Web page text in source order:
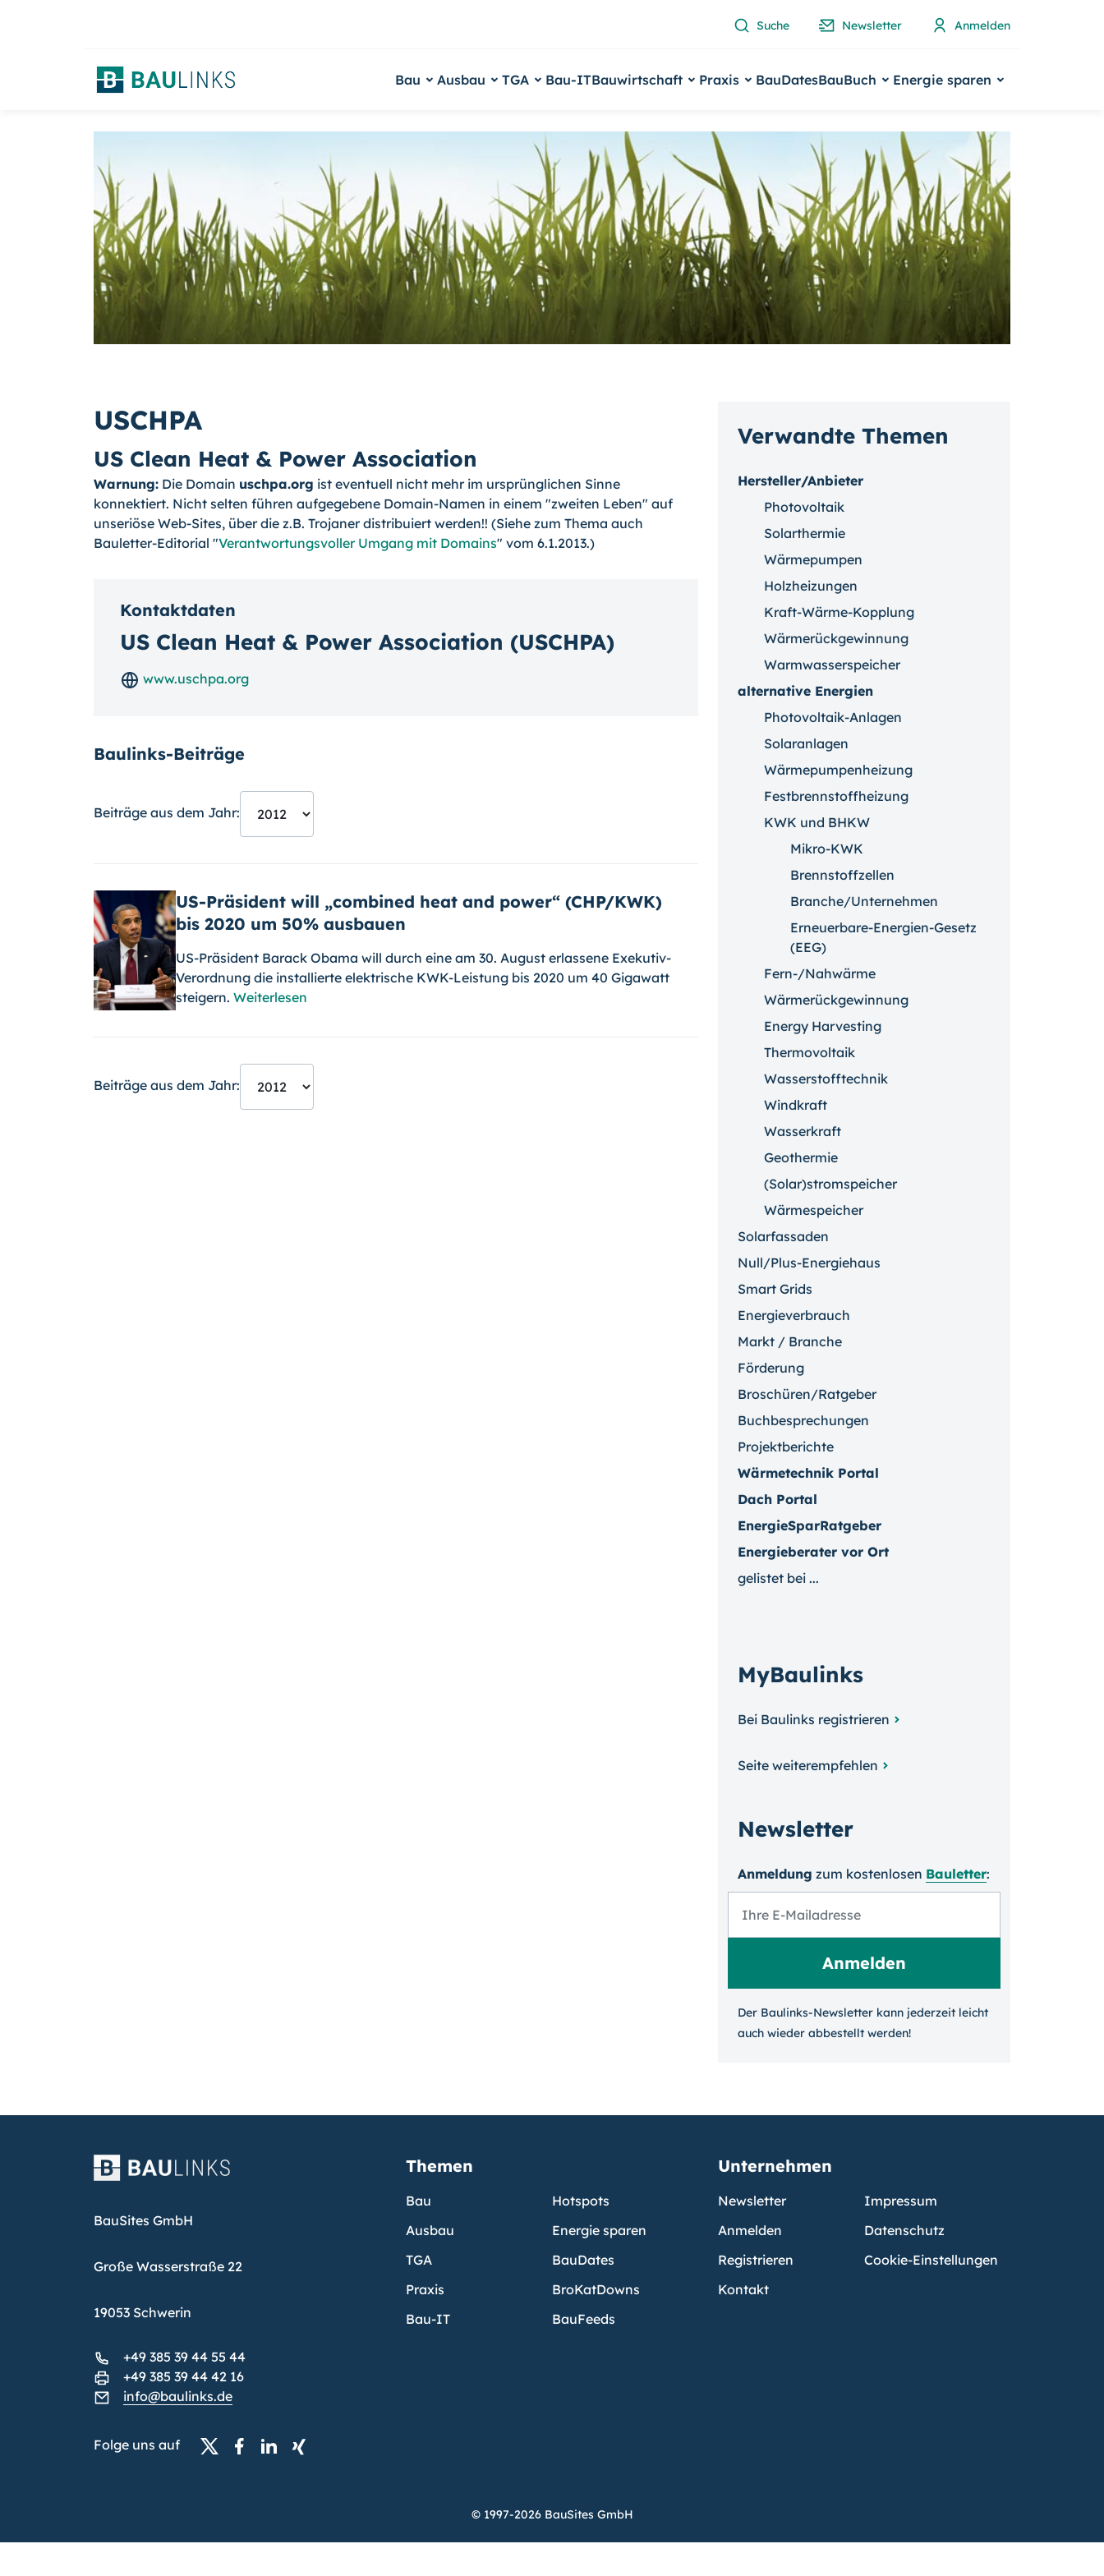
Suche Newsletter Anmelden
Bau Ausbau TGA Bau-ITBauwirtschaft Praxis BauDatesBauBuch Energie sparen
USCHPA
US Clean Heat & Power Association
Warnung: Die Domain uschpa.org ist eventuell nicht mehr im ursprünglichen Sinne
konnektiert. Nicht selten führen aufgegebene Domain-Namen in einem "zweiten Leben" auf
unseriöse Web-Sites, über die z.B. Trojaner distribuiert werden!! (Siehe zum Thema auch
Bauletter-Editorial "Verantwortungsvoller Umgang mit Domains" vom 6.1.2013.)
Kontaktdaten
US Clean Heat & Power Association (USCHPA)
www.uschpa.org
Baulinks-Beiträge
Beiträge aus dem Jahr:
US-Präsident will „combined heat and power“ (CHP/KWK)
bis 2020 um 50% ausbauen
US-Präsident Barack Obama will durch eine am 30. August erlassene Exekutiv-
Verordnung die installierte elektrische KWK-Leistung bis 2020 um 40 Gigawatt
steigern. Weiterlesen
Beiträge aus dem Jahr:
Verwandte Themen
Hersteller/Anbieter
Photovoltaik
Solarthermie
Wärmepumpen
Holzheizungen
Kraft-Wärme-Kopplung
Wärmerückgewinnung
Warmwasserspeicher
alternative Energien
Photovoltaik-Anlagen
Solaranlagen
Wärmepumpenheizung
Festbrennstoffheizung
KWK und BHKW
Mikro-KWK
Brennstoffzellen
Branche/Unternehmen
Erneuerbare-Energien-Gesetz
(EEG)
Fern-/Nahwärme
Wärmerückgewinnung
Energy Harvesting
Thermovoltaik
Wasserstofftechnik
Windkraft
Wasserkraft
Geothermie
(Solar)stromspeicher
Wärmespeicher
Solarfassaden
Null/Plus-Energiehaus
Smart Grids
Energieverbrauch
Markt / Branche
Förderung
Broschüren/Ratgeber
Buchbesprechungen
Projektberichte
Wärmetechnik Portal
Dach Portal
EnergieSparRatgeber
Energieberater vor Ort
gelistet bei ...
MyBaulinks
Bei Baulinks registrieren
Seite weiterempfehlen
Newsletter
Anmeldung zum kosten­losen Bauletter:
Der Baulinks-Newsletter kann jeder­zeit leicht
auch wieder ab­bestellt werden!
BauSites GmbH
Große Wasserstraße 22
19053 Schwerin
+49 385 39 44 55 44
+49 385 39 44 42 16
info@baulinks.de
Folge uns auf
Themen
Bau
Ausbau
TGA
Praxis
Bau-IT
Hotspots
Energie sparen
BauDates
BroKatDowns
BauFeeds
Unternehmen
Newsletter
Anmelden
Registrieren
Kontakt
Impressum
Datenschutz
Cookie-Einstellungen
© 1997-2026 BauSites GmbH